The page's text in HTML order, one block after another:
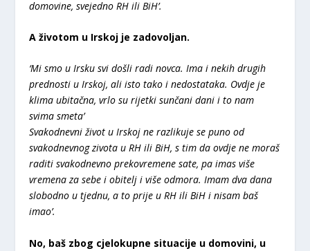
domovine, svejedno RH ili BiH’.
A životom u Irskoj je zadovoljan.
‘Mi smo u Irsku svi došli radi novca. Ima i nekih drugih
prednosti u Irskoj, ali isto tako i nedostataka. Ovdje je
klima ubitačna, vrlo su rijetki sunčani dani i to nam
svima smeta’
Svakodnevni život u Irskoj ne razlikuje se puno od
svakodnevnog zivota u RH ili BiH, s tim da ovdje ne moraš
raditi svakodnevno prekovremene sate, pa imas više
vremena za sebe i obitelj i više odmora. Imam dva dana
slobodno u tjednu, a to prije u RH ili BiH i nisam baš
imao’.
No, baš zbog cjelokupne situacije u domovini, u